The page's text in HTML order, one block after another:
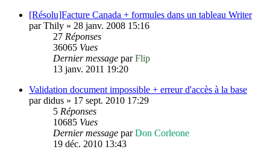
[Résolu]Facture Canada + formules dans un tableau Writer
parThily » 28 janv. 2008 15:16
27 Réponses
36065 Vues
Dernier message parFlip
13 janv. 2011 19:20
Validation document impossible + erreur d'accès à la base
pardidus » 17 sept. 2010 17:29
5 Réponses
10685 Vues
Dernier message parDon Corleone
19 déc. 2010 13:43